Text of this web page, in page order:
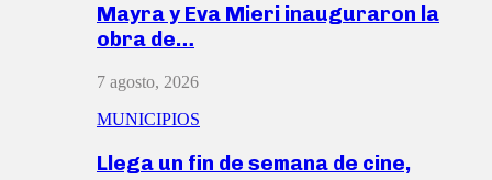
Mayra y Eva Mieri inauguraron la
obra de…
7 agosto, 2026
MUNICIPIOS
Llega un fin de semana de cine,